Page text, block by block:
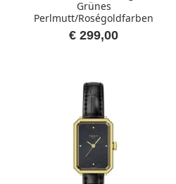
Grünes
Perlmutt/Roségoldfarben
€ 299,00